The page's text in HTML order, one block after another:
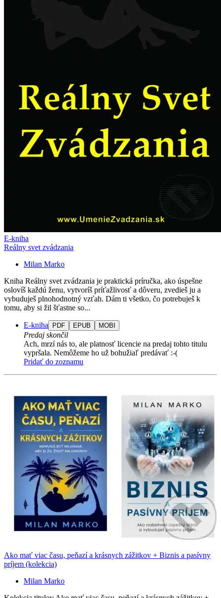
E-kniha
Reálny svet zvádzania
Milan Marko
Kniha Reálny svet zvádzania je praktická príručka, ako úspešne
oslovíš každú ženu, vytvoríš príťažlivosť a dôveru, zvedieš ju a
vybuduješ plnohodnotný vzťah. Dám ti všetko, čo potrebuješ k
tomu, aby si žil šťastne so...
E-kniha PDF EPUB MOBI
Predaj skončil
Ach, mrzí nás to, ale platnosť licencie na predaj tohto titulu
vypršala. Nemôžeme ho už bohužiaľ predávať :-(
Pridať do zoznamu
Ako mať viac času, peňazí a krásnych zážitkov + Biznis a pasívny
príjem (kolekcia)
Milan Marko